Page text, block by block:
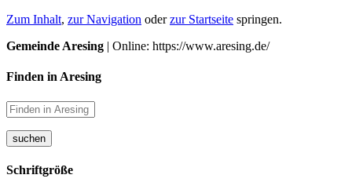
Zum Inhalt, zur Navigation oderzur Startseite springen.
Gemeinde Aresing | Online: https://www.aresing.de/
Finden in Aresing
suchen
Schriftgröße